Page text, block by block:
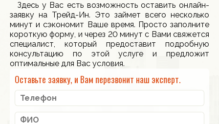
Здесь у Вас есть возможность оставить онлайн-
заявку на Трейд-Ин. Это займет всего несколько
минут и сэкономит Ваше время. Просто заполните
короткую форму, и через 20 минут с Вами свяжется
специалист, который предоставит подробную
консультацию по этой услуге и предложит
оптимальные для Вас условия.
Оставьте заявку, и Вам перезвонит наш эксперт.